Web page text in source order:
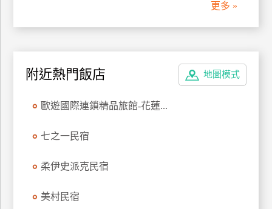
更多 »
地圖模式
附近熱門飯店
歐遊國際連鎖精品旅館-花蓮...
七之一民宿
柔伊史派克民宿
美村民宿